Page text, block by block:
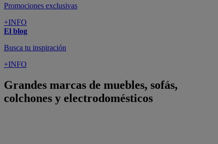
Promociones exclusivas
+INFO
El blog
Busca tu inspiración
+INFO
Grandes marcas de muebles, sofás,
colchones y electrodomésticos